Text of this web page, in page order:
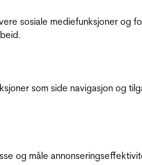
sosiale mediefunksjoner og
som side navigasjon og
og måle